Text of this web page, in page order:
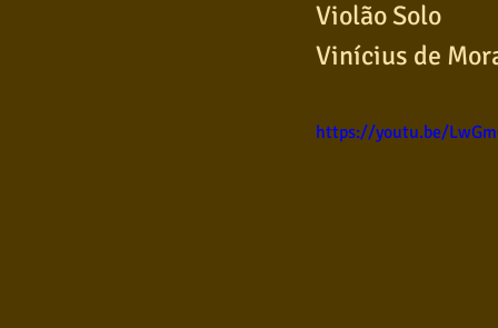
Sertanejo
Pop Internacional Brega
Violão Solo
Vinícius de
https://youtu.be/